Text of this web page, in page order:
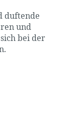
duftende
und
bei der